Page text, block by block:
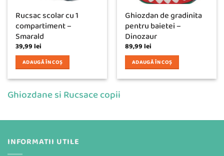
Rucsac scolar cu 1
compartiment –
Smarald
39,99lei
ADAUGĂ ÎN COȘ
Ghiozdan de gradinita
pentru baietei –
Dinozaur
89,99lei
ADAUGĂ ÎN COȘ
Ghiozdane si Rucsace copii
INFORMATII UTILE